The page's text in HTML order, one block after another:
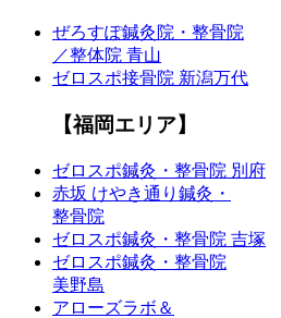
ぜろすぽ鍼灸院・整骨院
／整体院 青山
ゼロスポ接骨院 新潟万代
【福岡エリア】
ゼロスポ鍼灸・整骨院 別府
赤坂 けやき通り鍼灸・
整骨院
ゼロスポ鍼灸・整骨院 吉塚
ゼロスポ鍼灸・整骨院
美野島
アローズラボ＆